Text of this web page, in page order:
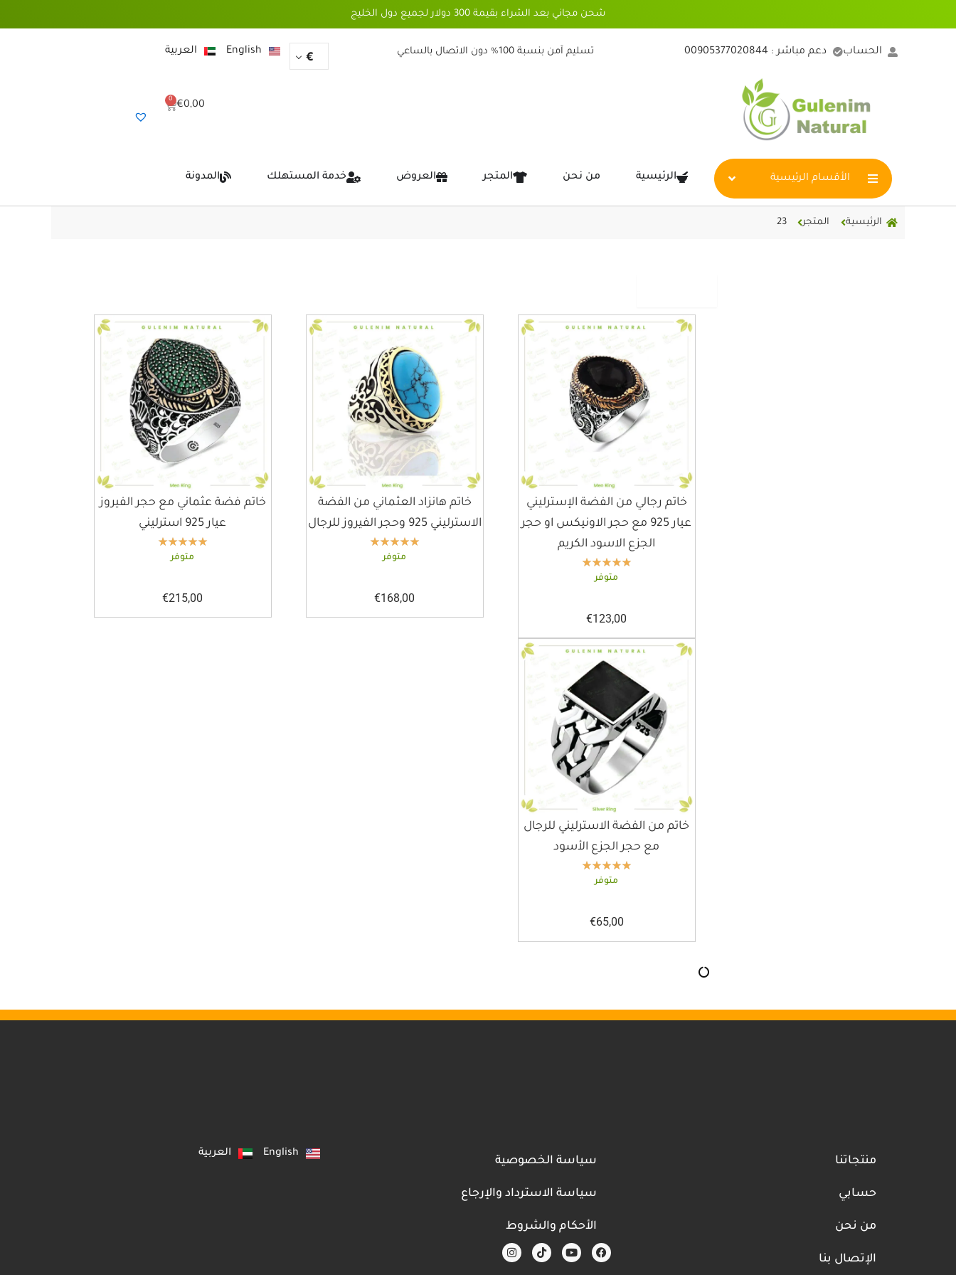
إلى
شحن مجاني بعد الشراء بقيمة 300 دولار لجميع دول الخليج
الحساب دعم مباشر : 00905377020844 تسليم آمن بنسبة 100% دون الاتصال بالساعي €
English العربية
€0,00
0
Cart
الأقسام الرئيسية الرئيسية من نحن المتجر العروض خدمة المستهلك المدونة
الرئيسية المتجر 23
خاتم رجالي من الفضة الإسترليني
عيار 925 مع حجر الاونيكس او حجر
الجزع الاسود الكريم
متوفر
€123,00
خاتم هانزاد العثماني من الفضة
الاسترليني 925 وحجر الفيروز للرجال
متوفر
€168,00
خاتم فضة عثماني مع حجر الفيروز
عيار 925 استرليني
متوفر
€215,00
خاتم من الفضة الاسترليني للرجال
مع حجر الجزع الأسود
متوفر
€65,00
منتجاتنا
حسابي
من نحن
الإتصال بنا
سياسة الخصوصية
سياسة الاسترداد والإرجاع
الأحكام والشروط
F
a
Y
o
T
i
I
n
English العربية